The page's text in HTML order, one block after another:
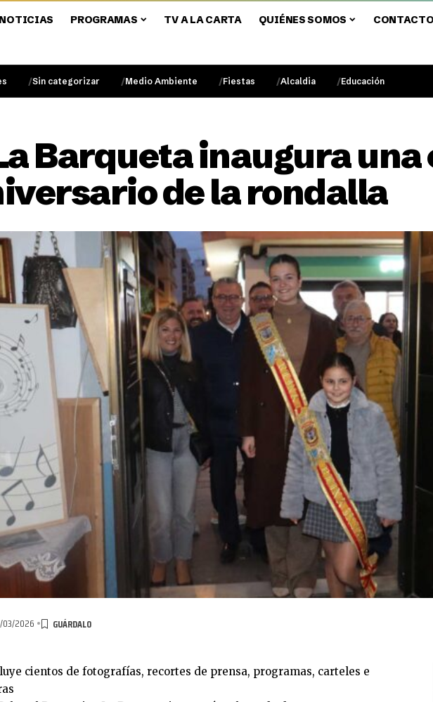
NOTICIAS PROGRAMAS TV A LA CARTA QUIÉNES SOMOS CONTACTO
Sin categorizar Medio Ambiente Fiestas Alcaldia Educación
Barqueta inaugura
de la rondalla
03/2026
cientos de fotografías, recortes de prensa, programas, carteles e